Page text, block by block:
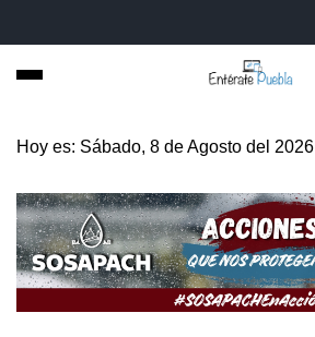
Hoy es: Sábado, 8 de Agosto del 2026